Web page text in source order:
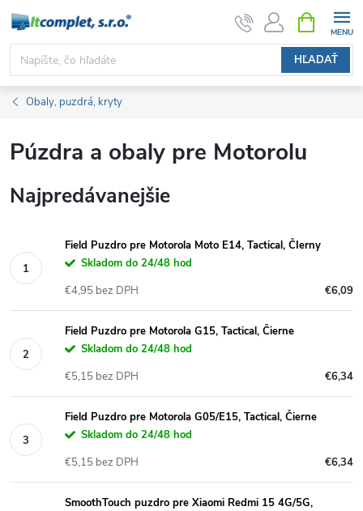
Prejsť
obsah
HĽADAŤ
KOŠÍK
Obaly, puzdrá, kryty
Púzdra a obaly pre Motorolu
Najpredávanejšie
Field Puzdro pre Motorola Moto E14, Tactical, ČIerny
Skladom do 24/48 hod
€6,09
€4,95 bez DPH
Field Puzdro pre Motorola G15, Tactical, Čierne
Skladom do 24/48 hod
€6,34
€5,15 bez DPH
Field Puzdro pre Motorola G05/E15, Tactical, Čierne
Skladom do 24/48 hod
€6,34
€5,15 bez DPH
SmoothTouch puzdro pre Xiaomi Redmi 15 4G/5G,